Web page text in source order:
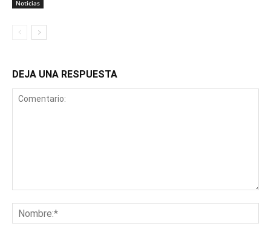
Noticias
DEJA UNA RESPUESTA